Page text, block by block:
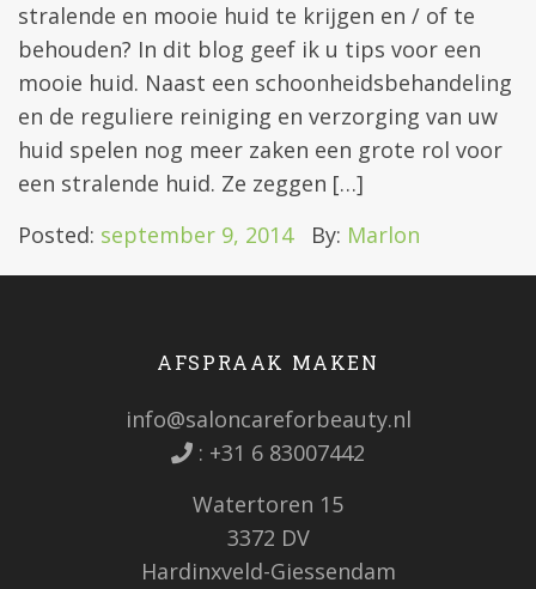
stralende en mooie huid te krijgen en / of te
behouden? In dit blog geef ik u tips voor een
mooie huid. Naast een schoonheidsbehandeling
en de reguliere reiniging en verzorging van uw
huid spelen nog meer zaken een grote rol voor
een stralende huid. Ze zeggen […]
Posted: september 9, 2014 By: Marlon
AFSPRAAK MAKEN
info@saloncareforbeauty.nl
: +31 6 83007442
Watertoren 15
3372 DV
Hardinxveld-Giessendam